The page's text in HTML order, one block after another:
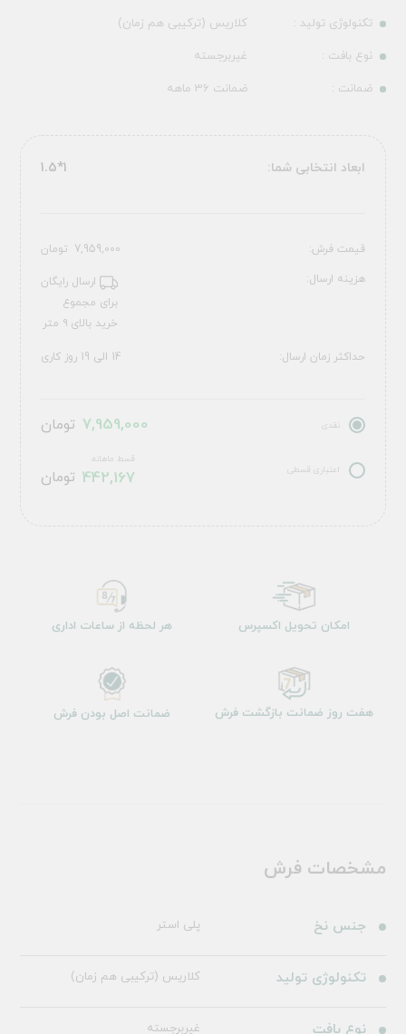
تکنولوژی تولید :
کلاریس (ترکیبی هم زمان)
نوع بافت :
غیربرجسته
ضمانت :
ضمانت 36 ماهه
ابعاد انتخابی شما: 1*1.5
قیمت فرش: 7,959,000 تومان
هزینه ارسال:
ارسال رایگان
برای مجموع
خرید بالای ۹ متر
حداکثر زمان ارسال: 14 الی 19 روز کاری
نقدی 7,959,000 تومان
اعتباری قسطی
قسط ماهانه
442,167 تومان
امکان تحویل اکسپرس هر لحظه از ساعات اداری
هفت روز ضمانت بازگشت فرش ضمانت اصل بودن فرش
مشخصات فرش
جنس نخ پلی استر
تکنولوژی تولید کلاریس (ترکیبی هم زمان)
نوع بافت غیربرجسته